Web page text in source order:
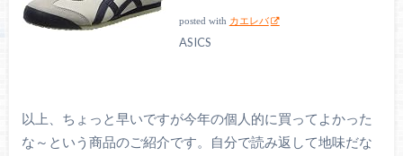
posted with カエレバ
ASICS
以上、ちょっと早いですが今年の個人的に買ってよかった
な～という商品のご紹介です。自分で読み返して地味だな